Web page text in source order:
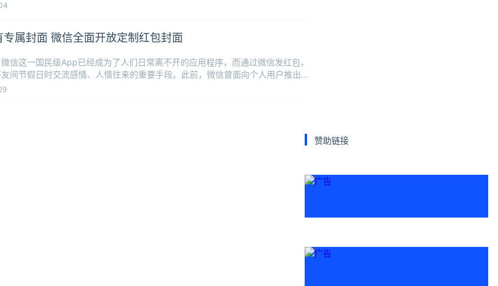
属封面 微信全面开放定制红包封面
信这一国民级App已经成为了人们日常离不开的应用程序，而通过微信发红包，
间节假日时交流感情、人情往来的重要手段。此前，微信曾面向个人用户推出过
赞助链接